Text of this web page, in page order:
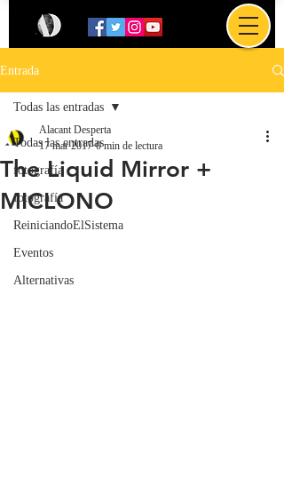
Entrada
Todas las entradas
fotografía
fotografía
ReiniciandoElSistema
Eventos
Alternativas
Todas las entradas
The Liquid Mirror +
MICLONO
Alacant Desperta
17 mar 2017 0 min de lectura